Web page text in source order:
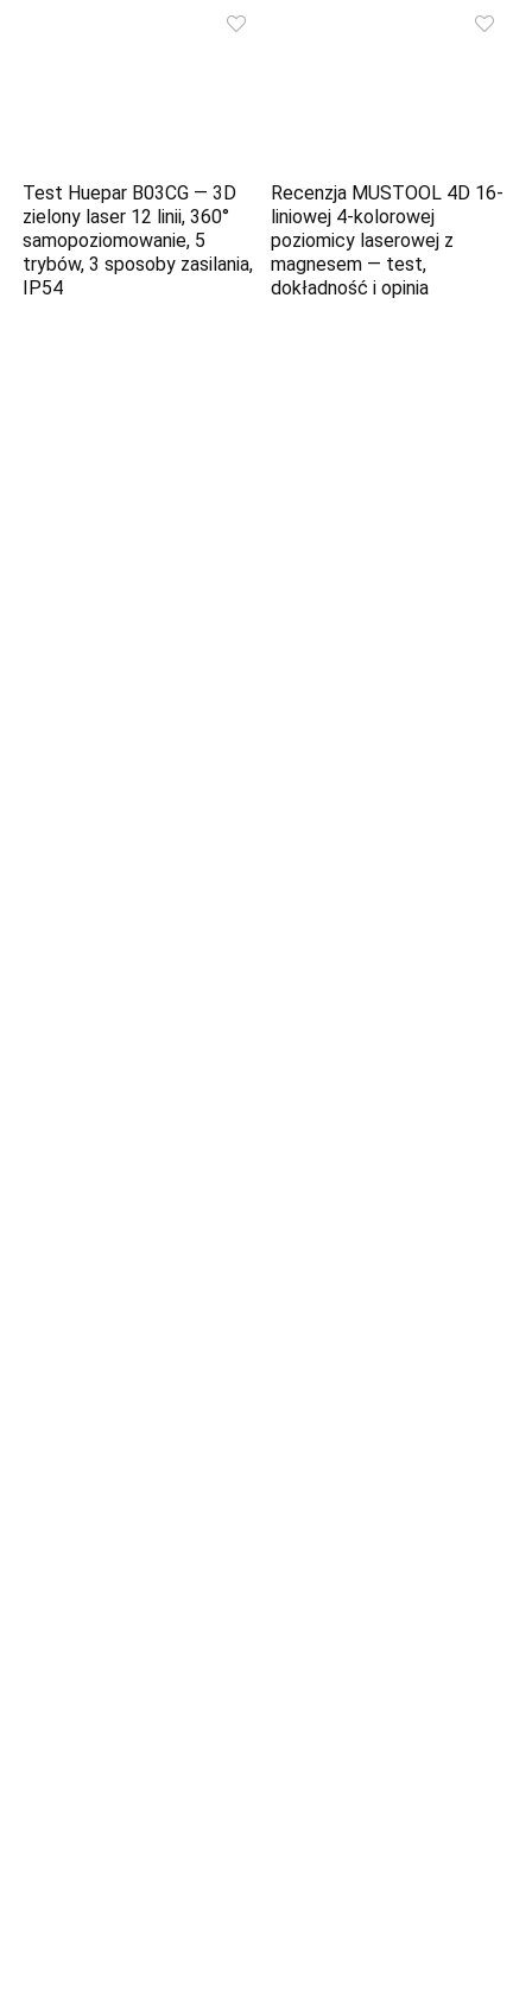
Test Huepar B03CG — 3D
zielony laser 12 linii, 360°
samopoziomowanie, 5
trybów, 3 sposoby zasilania,
IP54
Recenzja MUSTOOL 4D 16-
liniowej 4-kolorowej
poziomicy laserowej z
magnesem — test,
dokładność i opinia